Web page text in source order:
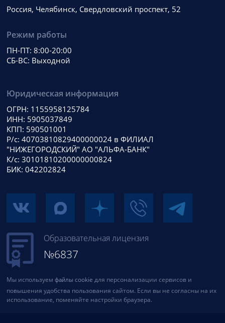
Россия, Челябинск, Свердловский проспект, 52
Режим работы
ПН-ПТ: 8:00-20:00
СБ-ВС: Выходной
Юридическая информация
ОГРН: 1155958125784
ИНН: 5905037849
КПП: 590501001
Р/с: 40703810829400000024 в ФИЛИАЛ
"НИЖЕГОРОДСКИЙ" АО "АЛЬФА-БАНК"
К/с: 30101810200000000824
БИК: 042202824
Образовательная лицензия
№6837
Мы используем файлы cookie для персонализации сервисов и
повышения удобства пользования сайтом. Если вы не согласны на их
использование, поменяйте настройки браузера.